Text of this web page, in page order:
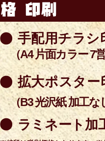
手配用チラ
（A4 片面カラー 7
拡大ポス
（B3 光沢紙 加工な
ラミネート